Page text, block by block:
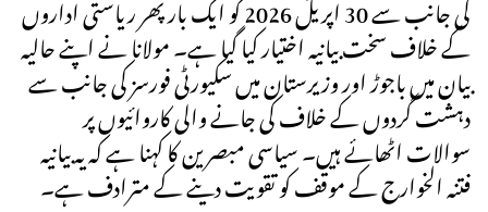
کے خلاف سخت بیانیہ اختیار کیا گیا ہے۔ مولانا نے اپنے حالیہ
بیان میں باجوڑ اور وزیرستان میں سکیورٹی فورسز کی جانب سے
دہشت گردوں کے خلاف کی جانے والی کاروائیوں پر
سوالات اٹھائے ہیں۔ سیاسی مبصرین کا کہنا ہے کہ یہ بیانیہ
فتنہ الخوارج کے موقف کو تقویت دینے کے مترادف ہے۔